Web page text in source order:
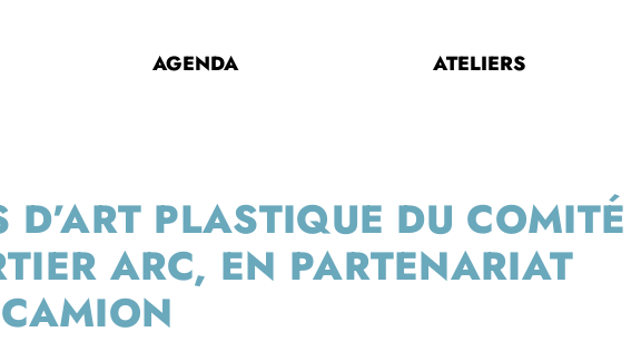
AGENDA ATELIERS
D’ART PLASTIQUE DU COMITÉ
ARC, EN PARTENARIAT